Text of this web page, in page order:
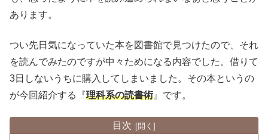
あります。
つい先日気になっていた本を図書館で見つけたので、それ
を読んでみたのですが中々ためになる内容でした。借りて
3日しないうちに購入してしまいました。その本というの
が今回紹介する『理科系の読書術 』です。
目次